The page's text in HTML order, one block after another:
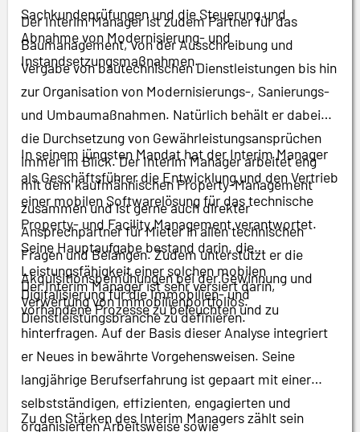
Sachkundeprüfungen und die Steuerung und
Abnahme von Modernisierung- und
Instandsetzungsmaßnahmen.
Der Interim Manager ist zudem Partner für das
Baumanagement, von der Ausschreibung und
Vergabe von bautechnischen Dienstleistungen bis hin
zur Organisation von Modernisierungs-, Sanierungs-
und Umbaumaßnahmen. Natürlich behält er dabei
die Durchsetzung von Gewährleistungsansprüchen
immer im Blick. Der Interim Manager arbeitet eng
mit dem kaufmännischen Property-Management
zusammen und ist gerne auch direkter
Ansprechpartner für Mieter in allen technischen
Fragen und Belangen. Zudem unterstützt er die
Akquisitionsbemühungen bei der Gewinnung und
Verwertung von Immobilienportfolios.
In seinem jüngsten Mandat hat der Interim Manager
als Geschäftsführer die Entwicklung und den Vertrieb
einer mobilen Softwarelösung für das technische
Property- und Facility Management verantwortet.
Seine Hauptaufgabe bestand darin, die
Leistungsfähigkeit einer solchen mobilen
Digitalisierung für die Immobilien- und
Dienstleistungsbranche zu definieren.
Der Interim Manager ist sehr versiert darin,
vorhandene Prozesse zu beleuchten und zu
hinterfragen. Auf der Basis dieser Analyse integriert
er Neues in bewährte Vorgehensweisen. Seine
langjährige Berufserfahrung ist gepaart mit einer
selbstständigen, effizienten, engagierten und
organisierten Arbeitsweise sowie
Zu den Stärken des Interim Managers zählt sein